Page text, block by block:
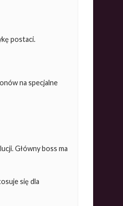
postaci.
na specjalne
Główny boss ma
się dla